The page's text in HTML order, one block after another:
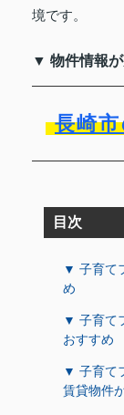
境です。
▼ 物件情報
長崎
目次
▼ 子育て
め
▼ 子育て
おすすめ
▼ 子育て
賃貸物件